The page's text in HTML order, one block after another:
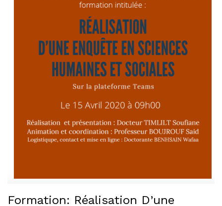
Formation: Réalisation D’une